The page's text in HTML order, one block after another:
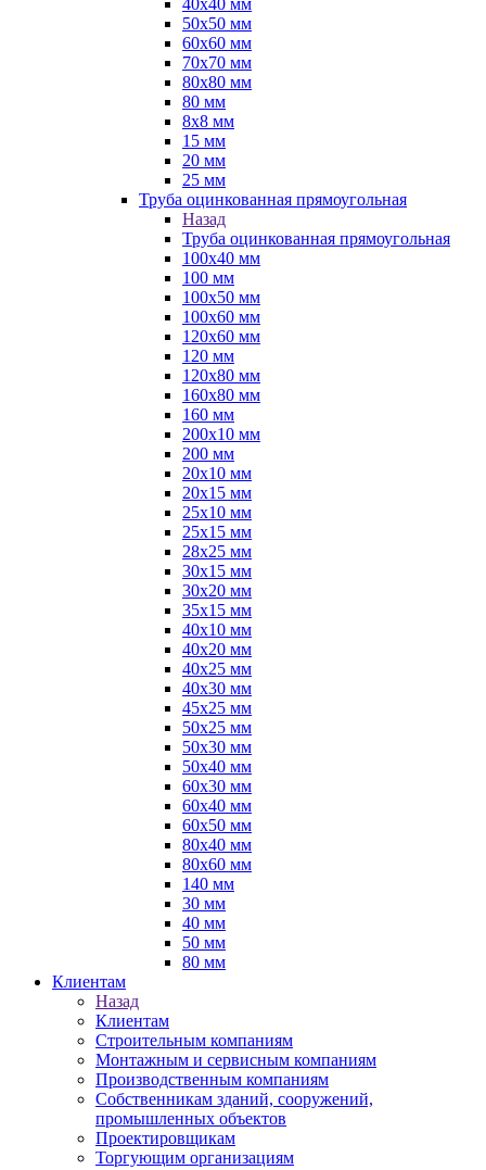
40х40 мм
50х50 мм
60х60 мм
70х70 мм
80х80 мм
80 мм
8х8 мм
15 мм
20 мм
25 мм
Труба оцинкованная прямоугольная
Назад
Труба оцинкованная прямоугольная
100х40 мм
100 мм
100х50 мм
100х60 мм
120х60 мм
120 мм
120х80 мм
160х80 мм
160 мм
200х10 мм
200 мм
20х10 мм
20х15 мм
25х10 мм
25х15 мм
28х25 мм
30х15 мм
30х20 мм
35х15 мм
40х10 мм
40х20 мм
40х25 мм
40х30 мм
45х25 мм
50х25 мм
50х30 мм
50х40 мм
60х30 мм
60х40 мм
60х50 мм
80х40 мм
80х60 мм
140 мм
30 мм
40 мм
50 мм
80 мм
Клиентам
Назад
Клиентам
Строительным компаниям
Монтажным и сервисным компаниям
Производственным компаниям
Собственникам зданий, сооружений,
промышленных объектов
Проектировщикам
Торгующим организациям